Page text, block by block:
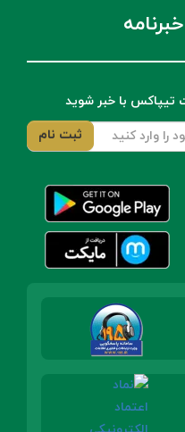
تیپاکس با خبر شوید